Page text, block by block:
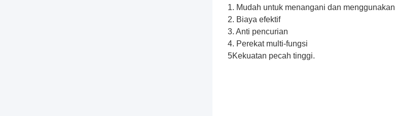
1. Mudah untuk menangani dan menggunakan
2. Biaya efektif
3. Anti pencurian
4. Perekat multi-fungsi
5Kekuatan pecah tinggi.